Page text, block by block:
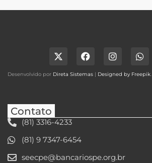
Desenvolvido por Direta Sistemas | Designed by Freepik.
Contato
(81) 3316-4233
(81) 9 7347-6454
seecpe@bancariospe.org.br